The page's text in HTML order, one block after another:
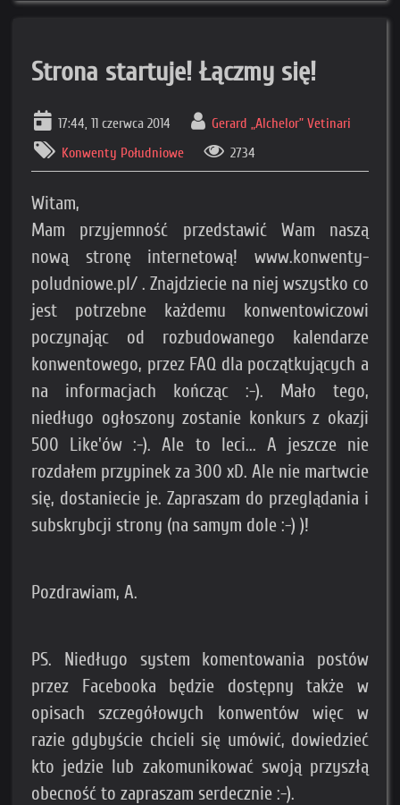
Strona startuje! Łączmy się!
17:44, 11 czerwca 2014
Gerard „Alchelor” Vetinari
Konwenty Południowe
2734
Witam,
Mam przyjemność przedstawić Wam naszą
nową stronę internetową! www.konwenty-
poludniowe.pl/ . Znajdziecie na niej wszystko co
jest potrzebne każdemu konwentowiczowi
poczynając od rozbudowanego kalendarze
konwentowego, przez FAQ dla początkujących a
na informacjach kończąc :-). Mało tego,
niedługo ogłoszony zostanie konkurs z okazji
500 Like'ów :-). Ale to leci... A jeszcze nie
rozdałem przypinek za 300 xD. Ale nie martwcie
się, dostaniecie je. Zapraszam do przeglądania i
subskrybcji strony (na samym dole :-) )!
Pozdrawiam, A.
PS. Niedługo system komentowania postów
przez Facebooka będzie dostępny także w
opisach szczegółowych konwentów więc w
razie gdybyście chcieli się umówić, dowiedzieć
kto jedzie lub zakomunikować swoją przyszłą
obecność to zapraszam serdecznie :-).